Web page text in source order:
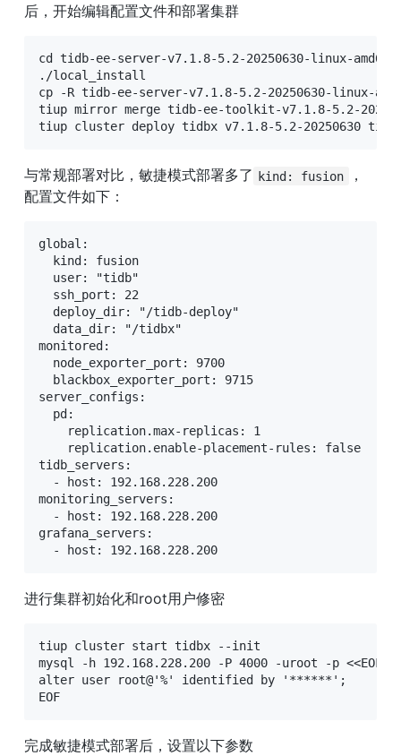
后，开始编辑配置文件和部署集群
cd tidb-ee-server-v7.1.8-5.2-20250630-linux-amd64
./local_install
cp -R tidb-ee-server-v7.1.8-5.2-20250630-linux-
tiup mirror merge tidb-ee-toolkit-v7.1.8-5.2-
tiup cluster deploy tidbx v7.1.8-5.2-20250630
与常规部署对比，敏捷模式部署多了 kind: fusion
，
配置文件如下：
global:
  kind: fusion
  user: "tidb"
  ssh_port: 22
  deploy_dir: "/tidb-deploy"
  data_dir: "/tidbx"
monitored:
  node_exporter_port: 9700
  blackbox_exporter_port: 9715
server_configs:
  pd:
    replication.max-replicas: 1
    replication.enable-placement-rules: false
tidb_servers:
  - host: 192.168.228.200
monitoring_servers:
  - host: 192.168.228.200
grafana_servers:
  - host: 192.168.228.200
进行集群初始化和root用户修密
tiup cluster start tidbx --init
mysql -h 192.168.228.200 -P 4000 -uroot -p <<EOF
alter user root@'%' identified by '******';
EOF
完成敏捷模式部署后，设置以下参数